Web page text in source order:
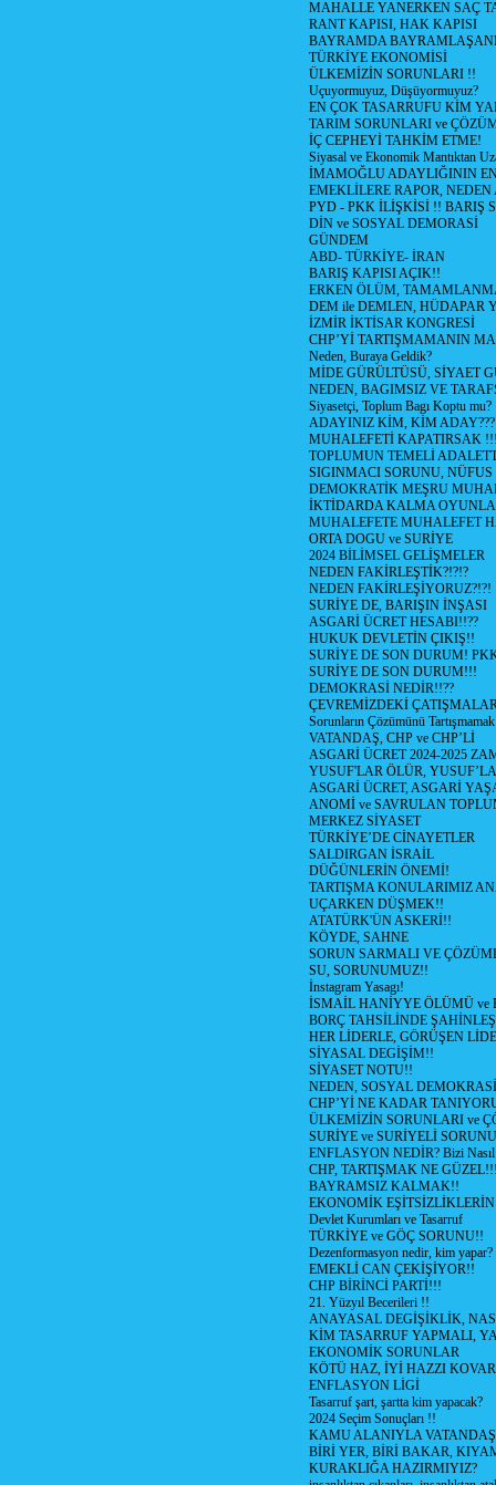
MAHALLE YANERKEN SAÇ
RANT KAPISI, HAK KAPISI
BAYRAMDA
TÜRKİYE EKONOMİSİ
ÜLKEMİZİN SORUNLARI !!
Uçuyormuyuz, Düşüyormuyuz?
EN ÇOK TASARRUFU KİM
TARIM SORUNLARI ve
İÇ CEPHEYİ TAHKİM ETME!
Siyasal ve Ekonomik Mantıktan
İMAMOĞLU ADAYLIĞININ
EMEKLİLERE RAPOR,
PYD - PKK İLİŞKİSİ !! BARIŞ
DİN ve SOSYAL DEMORASİ
GÜNDEM
ABD- TÜRKİYE- İRAN
BARIŞ KAPISI AÇIK!!
ERKEN ÖLÜM,
DEM ile DEMLEN, HÜDAPAR
İZMİR İKTİSAR KONGRESİ
CHP’Yİ TARTIŞMAMANIN
Neden, Buraya Geldik?
MİDE GÜRÜLTÜSÜ, SİYAET
NEDEN, BAGIMSIZ VE
Siyasetçi, Toplum Bagı Koptu mu?
ADAYINIZ KİM, KİM ADAY???
MUHALEFETİ KAPATIRSAK
TOPLUMUN TEMELİ
SIGINMACI SORUNU,
DEMOKRATİK MEŞRU
İKTİDARDA KALMA
MUHALEFETE MUHALEFET
ORTA DOGU ve SURİYE
2024 BİLİMSEL GELİŞMELER
NEDEN FAKİRLEŞTİK?!?!?
NEDEN FAKİRLEŞİYORUZ?!?!
SURİYE DE, BARIŞIN İNŞASI
ASGARİ ÜCRET HESABI!!??
HUKUK DEVLETİN ÇIKIŞ!!
SURİYE DE SON DURUM!
SURİYE DE SON DURUM!!!
DEMOKRASİ NEDİR!!??
ÇEVREMİZDEKİ
Sorunların Çözümünü
VATANDAŞ, CHP ve CHP’Lİ
ASGARİ ÜCRET 2024-2025
YUSUF'LAR ÖLÜR,
ASGARİ ÜCRET, ASGARİ
ANOMİ ve SAVRULAN
MERKEZ SİYASET
TÜRKİYE’DE CİNAYETLER
SALDIRGAN İSRAİL
DÜĞÜNLERİN ÖNEMİ!
TARTIŞMA KONULARIMIZ
UÇARKEN DÜŞMEK!!
ATATÜRK'ÜN ASKERİ!!
KÖYDE, SAHNE
SORUN SARMALI VE
SU, SORUNUMUZ!!
İnstagram Yasagı!
İSMAİL HANİYYE ÖLÜMÜ ve
BORÇ TAHSİLİNDE
HER LİDERLE, GÖRÜŞEN
SİYASAL DEGİŞİM!!
SİYASET NOTU!!
NEDEN, SOSYAL
CHP’Yİ NE KADAR
ÜLKEMİZİN SORUNLARI ve
SURİYE ve SURİYELİ
ENFLASYON NEDİR? Bizi
CHP, TARTIŞMAK NE
BAYRAMSIZ KALMAK!!
EKONOMİK
Devlet Kurumları ve Tasarruf
TÜRKİYE ve GÖÇ SORUNU!!
Dezenformasyon nedir, kim yapar?
EMEKLİ CAN ÇEKİŞİYOR!!
CHP BİRİNCİ PARTİ!!!
21. Yüzyıl Becerileri !!
ANAYASAL DEGİŞİKLİK,
KİM TASARRUF YAPMALI,
EKONOMİK SORUNLAR
KÖTÜ HAZ, İYİ HAZZI
ENFLASYON LİGİ
Tasarruf şart, şartta kim yapacak?
2024 Seçim Sonuçları !!
KAMU ALANIYLA
BİRİ YER, BİRİ BAKAR,
KURAKLIĞA HAZIRMIYIZ?